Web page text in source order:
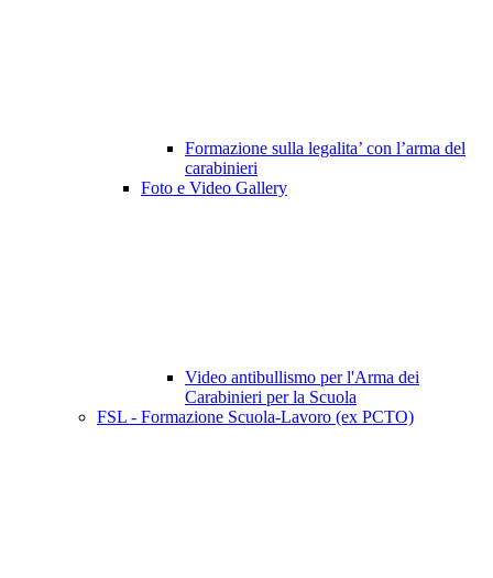
Formazione sulla legalita’ con l’arma del
carabinieri
Foto e Video Gallery
Video antibullismo per l'Arma dei
Carabinieri per la Scuola
FSL - Formazione Scuola-Lavoro (ex PCTO)